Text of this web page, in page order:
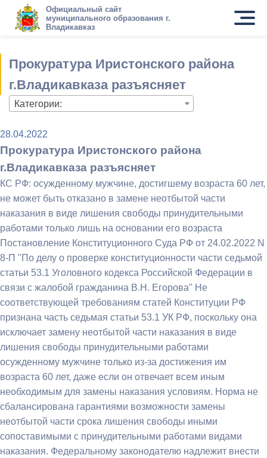
Официальный сайт
муниципального образования г.
Владикавказ
Прокуратура Иристонского района
г.Владикавказа разъясняет
Категории:
28.04.2022
Прокуратура Иристонского района
г.Владикавказа разъясняет
КС РФ: осужденному мужчине, достигшему возраста 60 лет,
не может быть отказано в замене неотбытой части
наказания в виде лишения свободы принудительными
работами только лишь на основании его возраста
Постановление Конституционного Суда РФ от 24.02.2022 N
8-П "По делу о проверке конституционности части седьмой
статьи 53.1 Уголовного кодекса Российской Федерации в
связи с жалобой гражданина В.Н. Егорова" Не
соответствующей требованиям статей Конституции РФ
признана часть седьмая статьи 53.1 УК РФ, поскольку она
исключает замену неотбытой части наказания в виде
лишения свободы принудительными работами
осужденному мужчине только из-за достижения им
возраста 60 лет, даже если он отвечает всем иным
необходимым для замены наказания условиям. Норма не
сбалансирована гарантиями возможности замены
неотбытой части срока лишения свободы иными
сопоставимыми с принудительными работами видами
наказания. Федеральному законодателю надлежит внести